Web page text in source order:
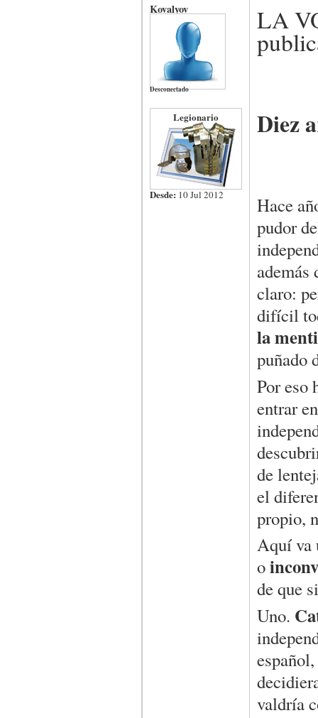
Kovalyov
Desconectado
Legionario
Desde: 10 Jul 2012
LA
Diez
Hace
pudor
además
claro:
difícil
la
puñado
Por eso
entrar
de
el
propio,
Aquí va
o
de que
Uno.
valdría